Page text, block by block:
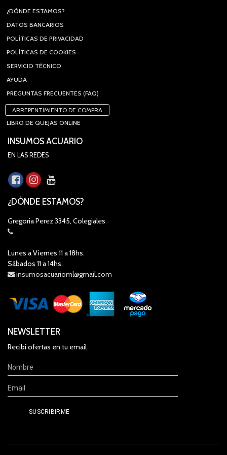
¿DÓNDE ESTAMOS?
DATOS BANCARIOS
POLÍTICAS DE PRIVACIDAD
POLÍTICAS DE COOKIES
SERVICIO TÉCNICO
AYUDA
PREGUNTAS FRECUENTES (FAQ)
ARREPENTIMIENTO DE COMPRA
LIBRO DE QUEJAS ONLINE
INSUMOS ACUARIO
EN LAS REDES
¿DÓNDE ESTAMOS?
Gregoria Perez 3345, Colegiales
Lunes a Viernes 11 a 18hs.
Sábados 11 a 14hs.
insumosacuarioml@gmail.com
NEWSLETTER
Recibí ofertas en tu email